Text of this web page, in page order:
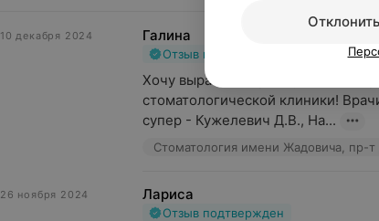
10 декабря 2024 Галина
Отзыв подтвержден
Хочу выразить огромную
стоматологической клиники!
супер - Кужелевич Д.В., На...
Стоматология имени Жадовича, пр-
26 ноября 2024 Лариса
Отзыв подтвержден
Отклонить